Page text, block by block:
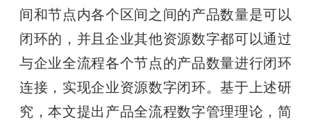
间和节点内各个区间之间的产品数量是可以
闭环的，并且企业其他资源数字都可以通过
与企业全流程各个节点的产品数量进行闭环
连接，实现企业资源数字闭环。基于上述研
究，本文提出产品全流程数字管理理论，简